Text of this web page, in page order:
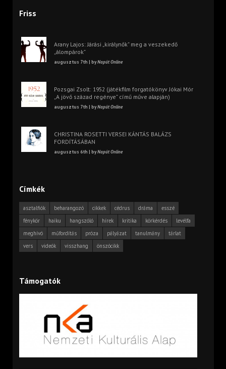
Friss
Arany Lajos: Járási „királynők” meg a veszekedő
„álompárok”
augusztus 7th | byNapút Online
Pozsgai Zsolt: 1952 (játékfilm forgatókönyv Jókai Mór
„A jövő század regénye” című műve alapján)
augusztus 7th | byNapút Online
CHRISTINA ROSETTI VERSEI KÁNTÁS BALÁZS
FORDÍTÁSÁBAN
augusztus 6th | byNapút Online
Címkék
asztalfiók beharangozó cikkek cédrus dráma
esszé
fénykör
haiku hangszóló hírek kritika körkérdés
levélfa
meghívó
műfordítás próza pályázat tanulmány
tárlat
vers
videók visszhang önszócikk
Támogatók